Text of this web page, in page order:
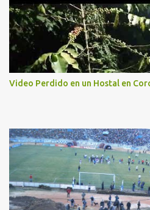
Video Perdido en un Hostal en